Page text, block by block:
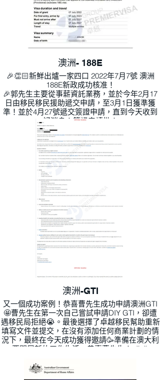
澳洲- 188E
🎉👏🏻新鮮出爐一家四口 2022年7月7號 澳洲
188E新政成功核准！
🎉郭先生主要從事薪資託業務，並於今年2月17
日由移民移民援助遞交申請，至3月1日獲準獲
準！並於4月27號遞交簽證申請，直到今天收到
好消息！簽證申請批！
透過188E企業家簽證，郭先生將在澳洲成立了公
司，在澳洲發展其創新商業。再次恭喜郭先生成
功在澳洲拓展首飾託的業務。持有188E簽證三年
後，正好成為澳洲永久居民。 😍前往澳洲一家
四口開展新的生活！
188E項目優勢🔥：
耗盡證明資金來源
耗盡業務經驗
無學歷要求
消耗計分
有興趣移民澳大利亞，請諮詢卓越移民查詢。
澳洲-GTI
又一個成功案例！恭喜曹先生成功申請澳洲GTI
🤩曹先生在第一次自己嘗試申請DIY GTI，卻遭
遇移民局拒絕😭。最後選擇了卓越移民幫助重新
填寫文件並提交，在沒有添加任何商業計劃的情
況下，最終在今天成功獲得邀請🥳準備在澳大利
亞開展新的工作生活，恭喜曹先生！ 🎉🎉